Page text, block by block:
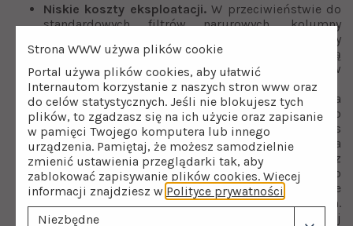
Niskie koszty eksploatacji.W przeciwieństwie do
standardowych filtrów narurowych, kolumny
węglowe nie wymagają regularnej wymiany
wkładów. Kolumny węglowe stanowią tańszą
w eksploatacji alternatywę dla systemów
narurowych.
Regeneracja zwykłą wodą.Dla zachowania
wydajności urządzenia złoże węgla aktywnego
należy regenerować. Czym jest regeneracja? Proces
polega na przepłukaniu od dołu do góry złoża
filtracyjnego wodą. Woda płucząca wraz
z zebranymi zanieczyszczeniami spływa prosto do
odpływu kanalizacyjnego. Do tego procesu nie
wykorzystuje się żadnych środków chemicznych.
Regenerację przeprowadza się za pomocą ręcznej
Strona WWW używa plików cookie
Portal używa plików cookies, aby ułatwić
Internautom korzystanie z naszych stron www oraz
do celów statystycznych. Jeśli nie blokujesz tych
plików, to zgadzasz się na ich użycie oraz zapisanie
w pamięci Twojego komputera lub innego
urządzenia. Pamiętaj, że możesz samodzielnie
zmienić ustawienia przeglądarki tak, aby
zablokować zapisywanie plików cookies. Więcej
informacji znajdziesz w Polityce prywatności
Niezbędne